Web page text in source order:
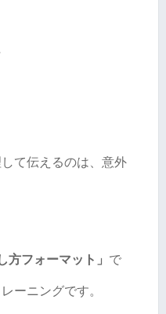
て伝えるのは、意外
方フォーマット」 で
ーニングです。